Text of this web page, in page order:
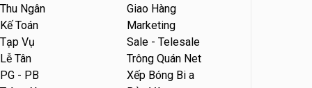
Tuyển nhân viên tư vấn bán
hàng tiệm bánh ngọt
Tiệm bánh ngọt
Thu Ngân
Giao Hàng
Kế Toán
Marketing
Tạp Vụ
Sale - Telesale
Lễ Tân
Trông Quán Net
PG - PB
Xếp Bóng Bi a